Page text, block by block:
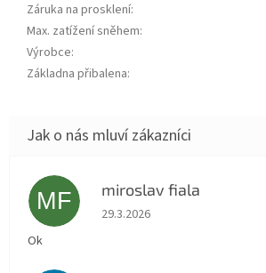
Záruka na prosklení:
Max. zatížení sněhem:
Výrobce:
Základna přibalena:
MF miroslav fiala
Hodnocení obchodu je 5 z 5
29.3.2026
Ok